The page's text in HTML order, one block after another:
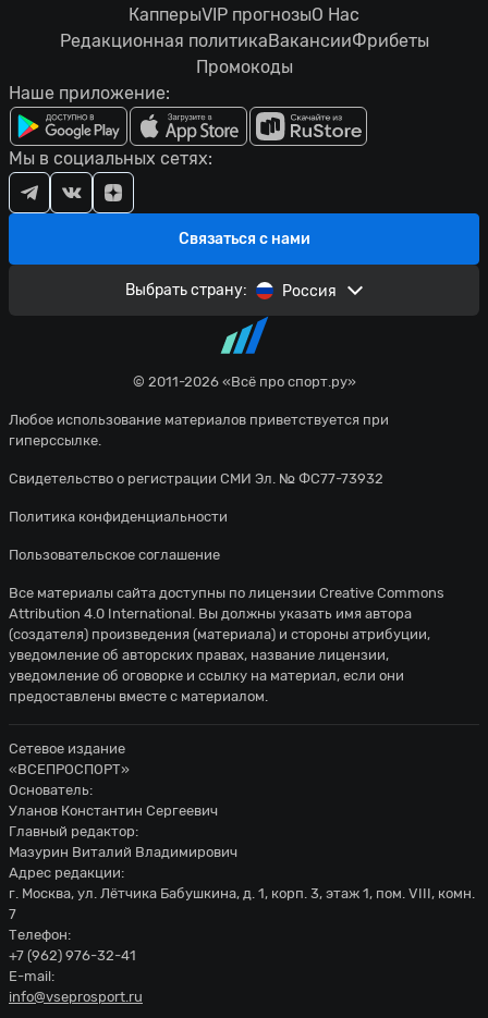
© 2011-2026 «Всё про спорт.ру»
Любое использование материалов приветствуется при
гиперссылке.
Свидетельство о регистрации СМИ Эл. № ФС77-73932
Политика конфиденциальности
Пользовательское соглашение
КапперыVIP прогнозыО Нас
Редакционная политикаВакансииФрибеты
Промокоды
Наше приложение:
Связаться с нами
Мы в социальных сетях:
Выбрать страну: Россия
Все материалы сайта доступны по лицензии Creative Commons
Attribution 4.0 International. Вы должны указать имя автора
(создателя) произведения (материала) и стороны атрибуции,
уведомление об авторских правах, название лицензии,
уведомление об оговорке и ссылку на материал, если они
предоставлены вместе с материалом.
Сетевое издание
«ВСЕПРОСПОРТ»
Основатель:
Уланов Константин Сергеевич
Главный редактор:
Мазурин Виталий Владимирович
Адрес редакции:
г. Москва, ул. Лётчика Бабушкина, д. 1, корп. 3, этаж 1, пом. VIII, комн.
7
Телефон:
+7 (962) 976-32-41
E-mail:
info@vseprosport.ru